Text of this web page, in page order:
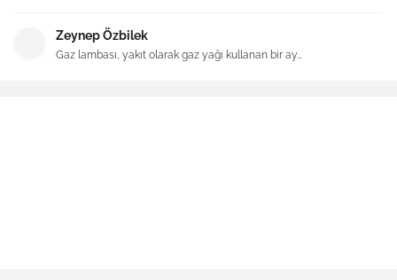
Zeynep Özbilek
Gaz lambası, yakıt olarak gaz yağı kullanan bir ay...